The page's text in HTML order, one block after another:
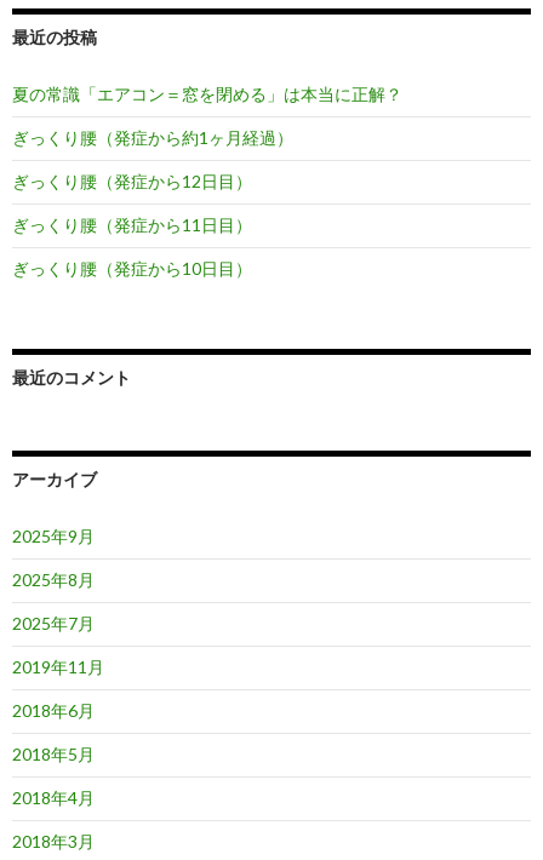
最近の投稿
夏の常識「エアコン＝窓を閉める」は本当に正解？
ぎっくり腰（発症から約1ヶ月経過）
ぎっくり腰（発症から12日目）
ぎっくり腰（発症から11日目）
ぎっくり腰（発症から10日目）
最近のコメント
アーカイブ
2025年9月
2025年8月
2025年7月
2019年11月
2018年6月
2018年5月
2018年4月
2018年3月